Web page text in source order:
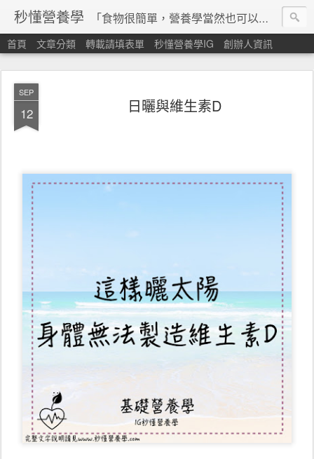
秒懂營養學 「食物很簡單，營養學當然也可以很秒懂」 本站由台灣營養師經營，非商業轉載請填寫
首頁 文章分類 轉載請填表單 秒懂營養學IG 創辦人資訊
SEP
12 日曬與維生素D